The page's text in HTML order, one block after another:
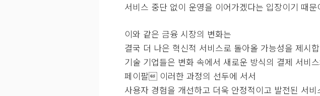
서비스 중단 없이 운영을 이어가겠다는 입장이기 때문
이와 같은 금융 시장의 변화는
결국 더 나은 혁신적 서비스로 돌아올 가능성을 제시
기술 기업들은 변화 속에서 새로운 방식의 결제 서비
페이팔 이러한 과정의 선두에 서서
사용자 경험을 개선하고 더욱 안정적이고 발전된 서